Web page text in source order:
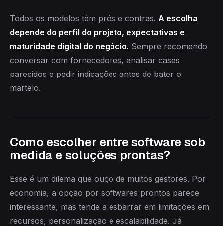
Todos os modelos têm prós e contras. A escolha
depende do perfil do projeto, expectativas e
maturidade digital do negócio. Sempre recomendo
conversar com fornecedores, analisar cases
parecidos e pedir indicações antes de bater o
martelo.
Como escolher entre software sob
medida e soluções prontas?
Esse é um dilema que ouço de muitos gestores. Por
economia, a opção por softwares prontos parece
interessante, mas tende a esbarrar em limitações em
recursos, personalização e escalabilidade. Já